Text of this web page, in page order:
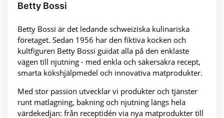
Betty Bossi
Betty Bossi är det ledande schweiziska kulinariska
företaget. Sedan 1956 har den fiktiva kocken och
kultfiguren Betty Bossi guidat alla på den enklaste
vägen till njutning - med enkla och säkersäkra recept,
smarta kökshjälpmedel och innovativa matprodukter.
Med stor passion utvecklar vi produkter och tjänster
runt matlagning, bakning och njutning längs hela
värdekedjan: från receptidén via nya matprodukter till